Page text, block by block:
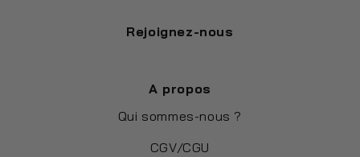
Rejoignez-nous
A propos
Qui sommes-nous ?
CGV/CGU